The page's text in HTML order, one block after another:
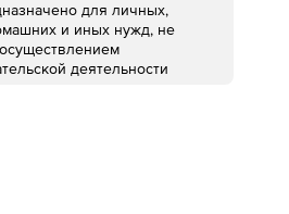
для личных,
и иных нужд, не
деятельности